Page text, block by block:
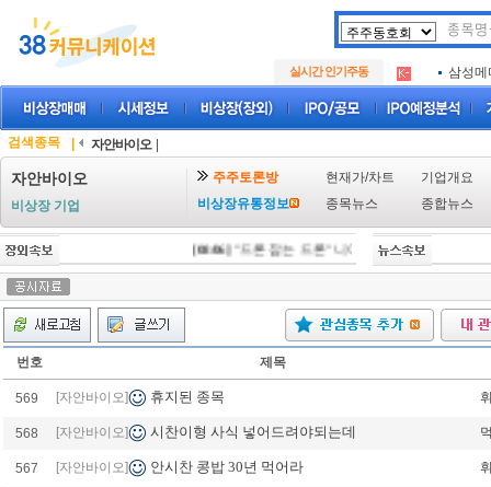
실시간 인기주동
.
아크로
삼성메
.
아크로
.
아하
검색종목 자안바이오|
자안바이오
비상장 기업
주주토론방 현재가/차트
기업개요
비상장유통정보
종목뉴스 종합뉴스
[08/06]"드론 잡는 드론" 니어스랩, IPO 시동 "2029년
번호 제목
569 [자안바이오] 휴지된 종목
568 [자안바이오] 시찬이형 사식 넣어드려야되는데
567 [자안바이오] 안시찬 콩밥 30년 먹어라